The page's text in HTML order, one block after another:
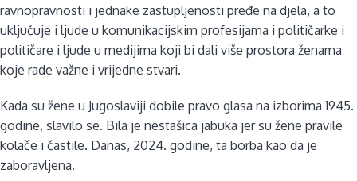
ravnopravnosti i jednake zastupljenosti pređe na djela, a to
uključuje i ljude u komunikacijskim profesijama i političarke i
političare i ljude u medijima koji bi dali više prostora ženama
koje rade važne i vrijedne stvari.
Kada su žene u Jugoslaviji dobile pravo glasa na izborima 1945.
godine, slavilo se. Bila je nestašica jabuka jer su žene pravile
kolače i častile. Danas, 2024. godine, ta borba kao da je
zaboravljena.